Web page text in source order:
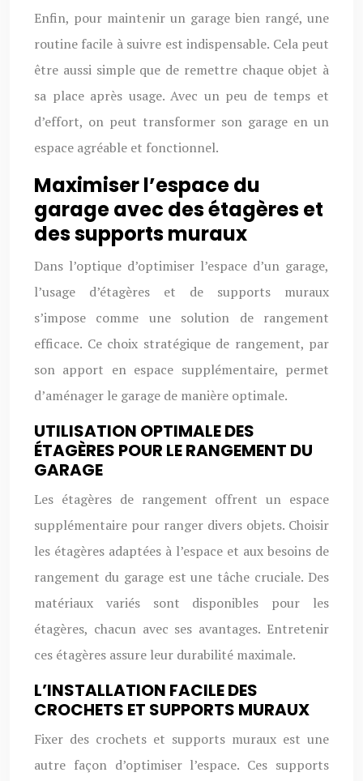
Enfin, pour maintenir un garage bien rangé, une
routine facile à suivre est indispensable. Cela peut
être aussi simple que de remettre chaque objet à
sa place après usage. Avec un peu de temps et
d’effort, on peut transformer son garage en un
espace agréable et fonctionnel.
Maximiser l’espace du
garage avec des étagères et
des supports muraux
Dans l’optique d’optimiser l’espace d’un garage,
l’usage d’étagères et de supports muraux
s’impose comme une solution de rangement
efficace. Ce choix stratégique de rangement, par
son apport en espace supplémentaire, permet
d’aménager le garage de manière optimale.
UTILISATION OPTIMALE DES
ÉTAGÈRES POUR LE RANGEMENT DU
GARAGE
Les étagères de rangement offrent un espace
supplémentaire pour ranger divers objets. Choisir
les étagères adaptées à l’espace et aux besoins de
rangement du garage est une tâche cruciale. Des
matériaux variés sont disponibles pour les
étagères, chacun avec ses avantages. Entretenir
ces étagères assure leur durabilité maximale.
L’INSTALLATION FACILE DES
CROCHETS ET SUPPORTS MURAUX
Fixer des crochets et supports muraux est une
autre façon d’optimiser l’espace. Ces supports